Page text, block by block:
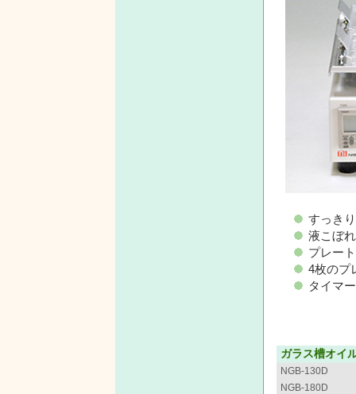
すっき
液こぼ
プレー
4枚のプ
タイマ
ガラス槽オイ
NGB-130D
NGB-180D